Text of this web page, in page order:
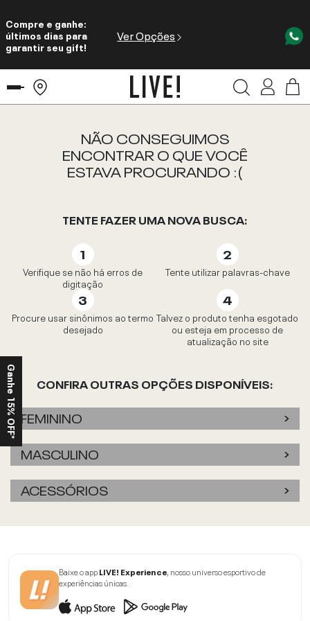
Compre e ganhe:
últimos dias para
garantir seu gift!
Ver Opções
NÃO CONSEGUIMOS
ENCONTRAR O QUE VOCÊ
ESTAVA PROCURANDO :(
TENTE FAZER UMA NOVA BUSCA:
Verifique se não há erros de
digitação
Tente utilizar palavras-chave
Procure usar sinônimos ao termo
desejado
Talvez o produto tenha esgotado
ou esteja em processo de
atualização no site
CONFIRA OUTRAS OPÇÕES DISPONÍVEIS:
FEMININO
MASCULINO
ACESSÓRIOS
Baixe o appLIVE! Experience, nosso universo esportivo de
experiências únicas.
Ganhe 15% OFF*